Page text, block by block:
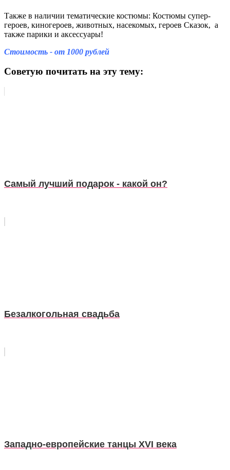
Также в наличии тематические костюмы: Костюмы супер-
героев, киногероев, животных, насекомых, героев Сказок, а
также парики и аксессуары!
Стоимость - от 1000 рублей
Советую почитать на эту тему:
Самый лучший подарок - какой он?
Безалкогольная свадьба
Западно-европейские танцы XVI века